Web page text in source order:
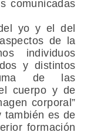
comunicadas
yo y el del
de la
individuos
y distintos
de las
cuerpo y de
corporal”
también es de
formación